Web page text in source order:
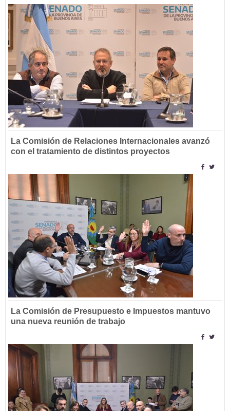
La Comisión de Relaciones Internacionales avanzó
con el tratamiento de distintos proyectos
La Comisión de Presupuesto e Impuestos mantuvo
una nueva reunión de trabajo